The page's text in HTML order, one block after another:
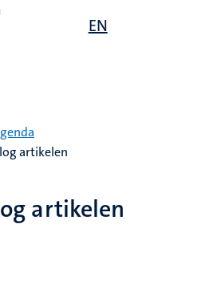
EN
artikelen
artikelen